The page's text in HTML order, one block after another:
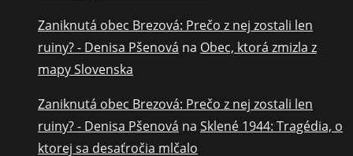
Zaniknutá obec Brezová: Prečo z nej zostali len
ruiny? - Denisa Pšenová na Obec, ktorá zmizla z
mapy Slovenska
Zaniknutá obec Brezová: Prečo z nej zostali len
ruiny? - Denisa Pšenová na Sklené 1944: Tragédia, o
ktorej sa desaťročia mlčalo